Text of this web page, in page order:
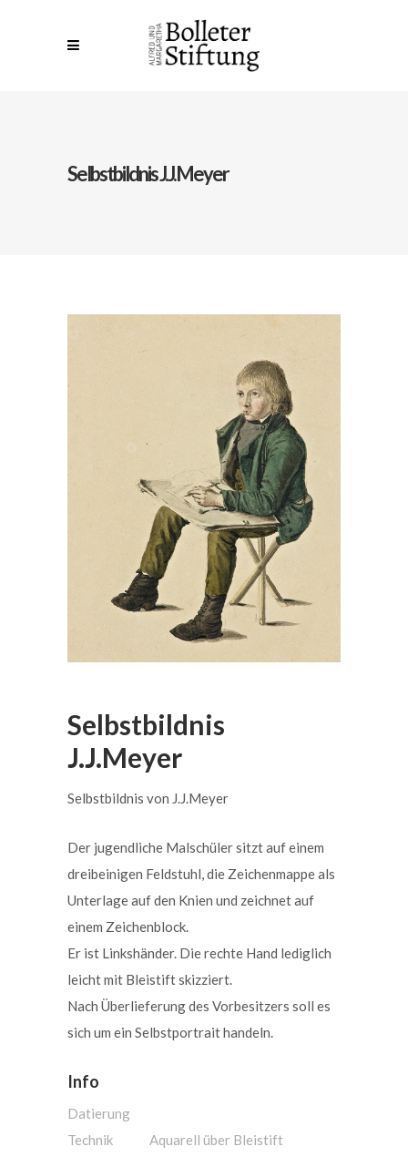
Selbstbildnis J.J.Meyer
Selbstbildnis
J.J.Meyer
Selbstbildnis von J.J.Meyer
Der jugendliche Malschüler sitzt auf einem
dreibeinigen Feldstuhl, die Zeichenmappe als
Unterlage auf den Knien und zeichnet auf
einem Zeichenblock.
Er ist Linkshänder. Die rechte Hand lediglich
leicht mit Bleistift skizziert.
Nach Überlieferung des Vorbesitzers soll es
sich um ein Selbstportrait handeln.
Info
Datierung
Technik
Aquarell über Bleistift